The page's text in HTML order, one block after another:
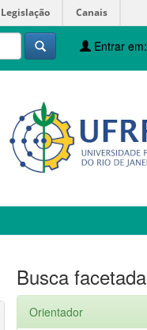
Legislação Canais
Entrar em:
Busca facetada
Orientador